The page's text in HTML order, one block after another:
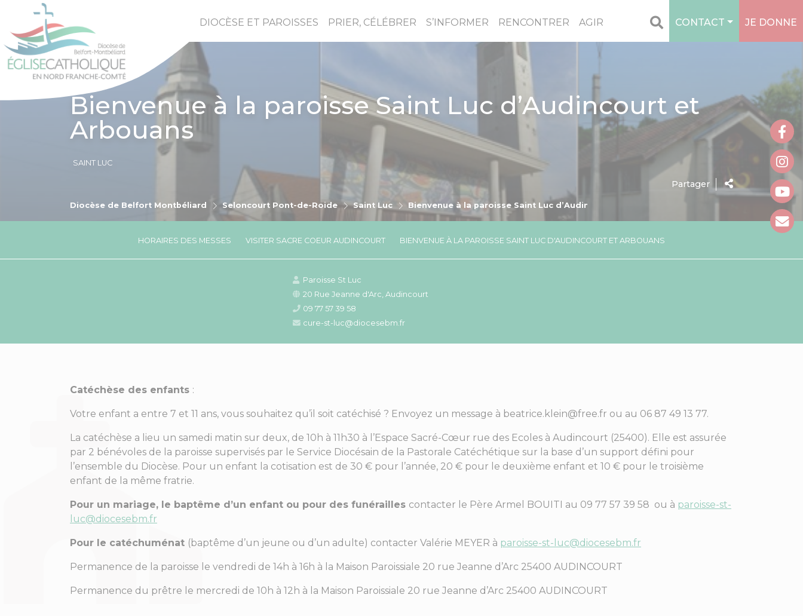
DIOCÈSE ET PAROISSES PRIER, CÉLÉBRER S’INFORMER RENCONTRER AGIR CONTACT JE DONNE
Bienvenue à la paroisse Saint Luc d’Audincourt et
Arbouans
SAINT LUC
Partager
Diocèse de Belfort Montbéliard Seloncourt Pont-de-Roide Saint Luc Bienvenue à la paroisse Saint Luc d’Audincourt et Arbouans
HORAIRES DES MESSES VISITER SACRE COEUR AUDINCOURT BIENVENUE À LA PAROISSE SAINT LUC D'AUDINCOURT ET ARBOUANS
Paroisse St Luc
20 Rue Jeanne d'Arc, Audincourt
09 77 57 39 58
cure-st-luc@diocesebm.fr
Catéchèse des enfants :
Votre enfant a entre 7 et 11 ans, vous souhaitez qu’il soit catéchisé ? Envoyez un message à beatrice.klein@free.fr ou au 06 87 49 13 77.
La catéchèse a lieu un samedi matin sur deux, de 10h à 11h30 à l’Espace Sacré-Cœur rue des Ecoles à Audincourt (25400). Elle est assurée
par 2 bénévoles de la paroisse supervisés par le Service Diocésain de la Pastorale Catéchétique sur la base d’un support défini pour
l’ensemble du Diocèse. Pour un enfant la cotisation est de 30 € pour l’année, 20 € pour le deuxième enfant et 10 € pour le troisième
enfant de la même fratrie.
Pour un mariage, le baptême d’un enfant ou pour des funérailles contacter le Père Armel BOUITI au 09 77 57 39 58 ou à paroisse-st-
luc@diocesebm.fr
Pour le catéchuménat (baptême d’un jeune ou d’un adulte) contacter Valérie MEYER à paroisse-st-luc@diocesebm.fr
Permanence de la paroisse le vendredi de 14h à 16h à la Maison Paroissiale 20 rue Jeanne d’Arc 25400 AUDINCOURT
Permanence du prêtre le mercredi de 10h à 12h à la Maison Paroissiale 20 rue Jeanne d’Arc 25400 AUDINCOURT